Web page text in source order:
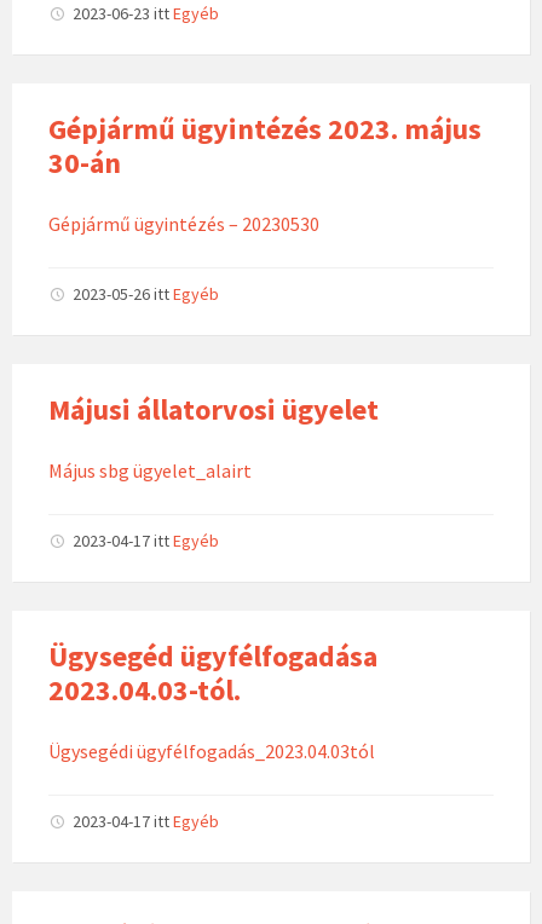
2023-06-23 ittEgyéb
Gépjármű ügyintézés 2023. május
30-án
Gépjármű ügyintézés – 20230530
2023-05-26ittEgyéb
Májusi állatorvosi ügyelet
Május sbg ügyelet_alairt
2023-04-17ittEgyéb
Ügysegéd ügyfélfogadása
2023.04.03-tól.
Ügysegédi ügyfélfogadás_2023.04.03tól
2023-04-17ittEgyéb